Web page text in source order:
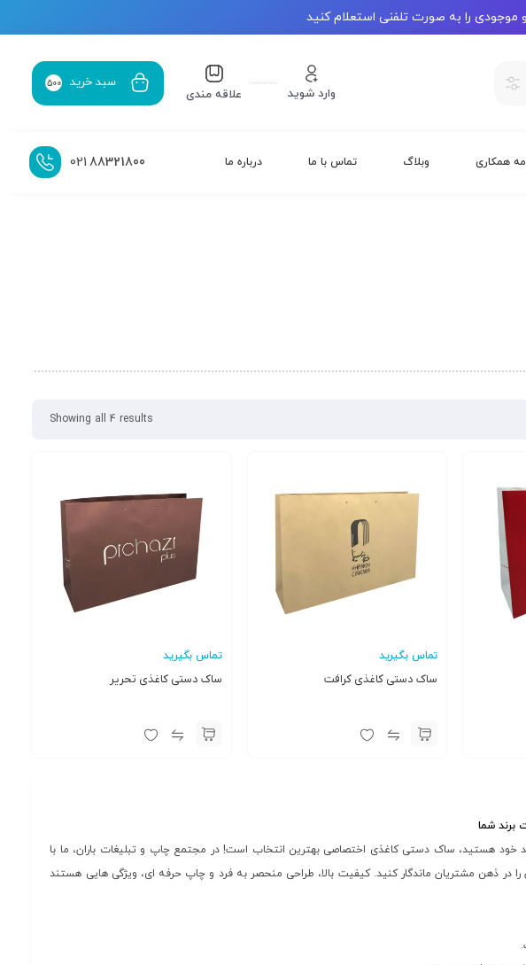
را به صورت تلفنی استعلام کنید
وارد شوید علاقه مندی
سبد خرید 500
همکاری وبلاگ تماس با ما درباره ما 88321800
021
Showing all 4 results
تماس بگیرید
ساک دستی کاغذی کرافت
تماس بگیرید
ساک دستی کاغذی تحریر
برند شما
خود هستید، ساک دستی کاغذی اختصاصی بهترین انتخاب است! در مجتمع چاپ و تبلیغات باران، ما با
در ذهن مشتریان ماندگار کنید. کیفیت بالا، طراحی منحصر به فرد و چاپ حرفه ای، ویژگی هایی هستند